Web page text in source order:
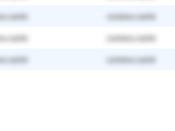
caché contenu caché
caché contenu caché
caché contenu caché